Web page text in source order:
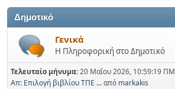
Δημοτικό
Γενικά
Η Πληροφορική στο Δημοτικό
Τελευταίο μήνυμα:20 Μαΐου 2026, 10:59:19 ΠΜ
Απ: Επιλογή βιβλίου ΤΠΕ ...από markakis